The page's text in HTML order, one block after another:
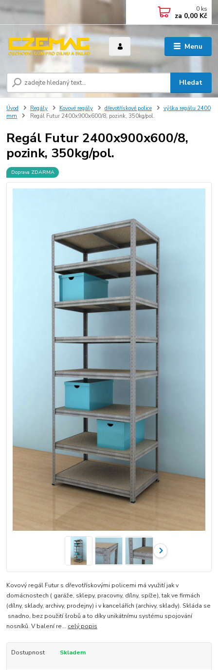
Menu
Hledat
0 ks
za 0,00 Kč
Úvod Regály Kovové regály dřevotřískové police
výška regálu 2400
mm
Regál Futur 2400x900x600/8, pozink, 350kg/pol.
Regál Futur 2400x900x600/8,
pozink, 350kg/pol.
Doprava ZDARMA
Kovový regál Futur s dřevotřískovými policemi má využití jak v
domácnostech ( garáže, sklepy, pracovny, dílny, spíže), tak ve firmách
(dílny, sklady, archivy, prodejny) i v kancelářích (archivy, sklady). Skláda se
snadno, bez použití šrobů a to díky unikátnímu systému spojování
nosníků. V balení re... celý popis
Dostupnost Skladem